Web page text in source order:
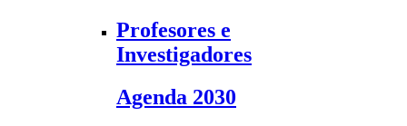
Profesores e
Investigadores
Agenda 2030